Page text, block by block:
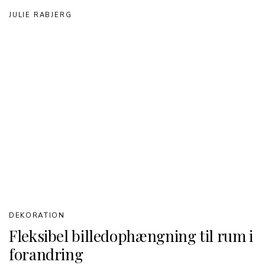
JULIE RABJERG
Fleksibel billedophængning til rum i
forandring
DEKORATION